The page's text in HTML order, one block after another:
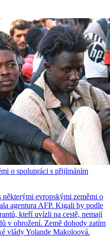
o spolupráci s přijímáním
některými evropskými zeměmi o
agentura AFP. Kigali by podle
kteří uvízli na cestě, nemají
v ohrožení. Země dohody zatím
vlády Yolande Makoloová.